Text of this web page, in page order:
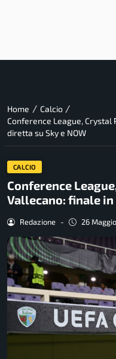
Home / Calcio /
Conference League, Crystal
diretta su Sky e NOW
CALCIO
Conference
Vallecano: finale in
Redazione - 26